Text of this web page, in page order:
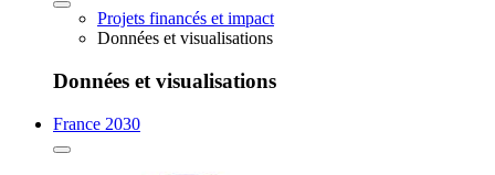
Projets financés et impact
Données et visualisations
Données et visualisations
France 2030